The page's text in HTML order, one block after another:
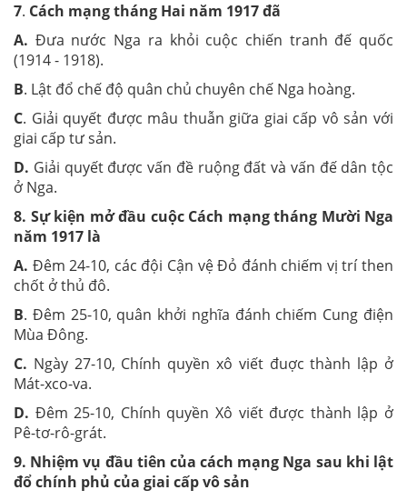
7. Cách mạng tháng Hai năm 1917 đã
A. Đưa nước Nga ra khỏi cuộc chiến tranh đế quốc
(1914 - 1918).
B. Lật đổ chế độ quân chủ chuyên chế Nga hoàng.
C. Giải quyết được mâu thuẫn giữa giai cấp vô sản với
giai cấp tư sản.
D. Giải quyết được vấn đề ruộng đất và vấn đế dân tộc
ở Nga.
8. Sự kiện mở đầu cuộc Cách mạng tháng Mười Nga
năm 1917 là
A. Đêm 24-10, các đội Cận vệ Đỏ đánh chiếm vị trí then
chốt ở thủ đô.
B. Đêm 25-10, quân khởi nghĩa đánh chiếm Cung điện
Mùa Đông.
C. Ngày 27-10, Chính quyền xô viết đuợc thành lập ở
Mát-xco-va.
D. Đêm 25-10, Chính quyền Xô viết được thành lập ở
Pê-tơ-rô-grát.
9. Nhiệm vụ đầu tiên của cách mạng Nga sau khi lật
đổ chính phủ của giai cấp vô sản